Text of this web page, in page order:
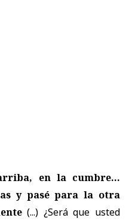
en la cumbre...
y pasé para la otra
(...) ¿Será que usted